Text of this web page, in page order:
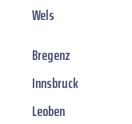
Wels
Bregenz
Innsbruck
Leoben